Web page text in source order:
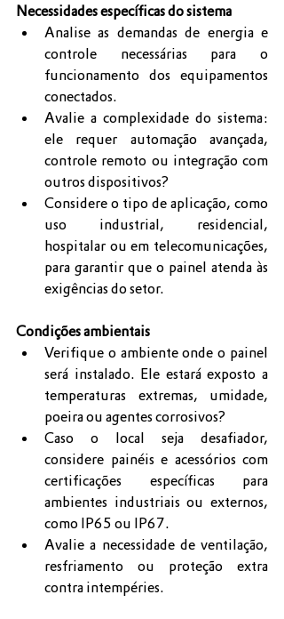
Necessidades específicas do sistema
Analise as demandas de energia e
controle necessárias para o
funcionamento dos equipamentos
conectados.
Avalie a complexidade do sistema:
ele requer automação avançada,
controle remoto ou integração com
outros dispositivos?
Considere o tipo de aplicação, como
uso industrial, residencial,
hospitalar ou em telecomunicações,
para garantir que o painel atenda às
exigências do setor.
Condições ambientais
Verifique o ambiente onde o painel
será instalado. Ele estará exposto a
temperaturas extremas, umidade,
poeira ou agentes corrosivos?
Caso o local seja desafiador,
considere painéis e acessórios com
certificações específicas para
ambientes industriais ou externos,
como IP65 ou IP67.
Avalie a necessidade de ventilação,
resfriamento ou proteção extra
contra intempéries.